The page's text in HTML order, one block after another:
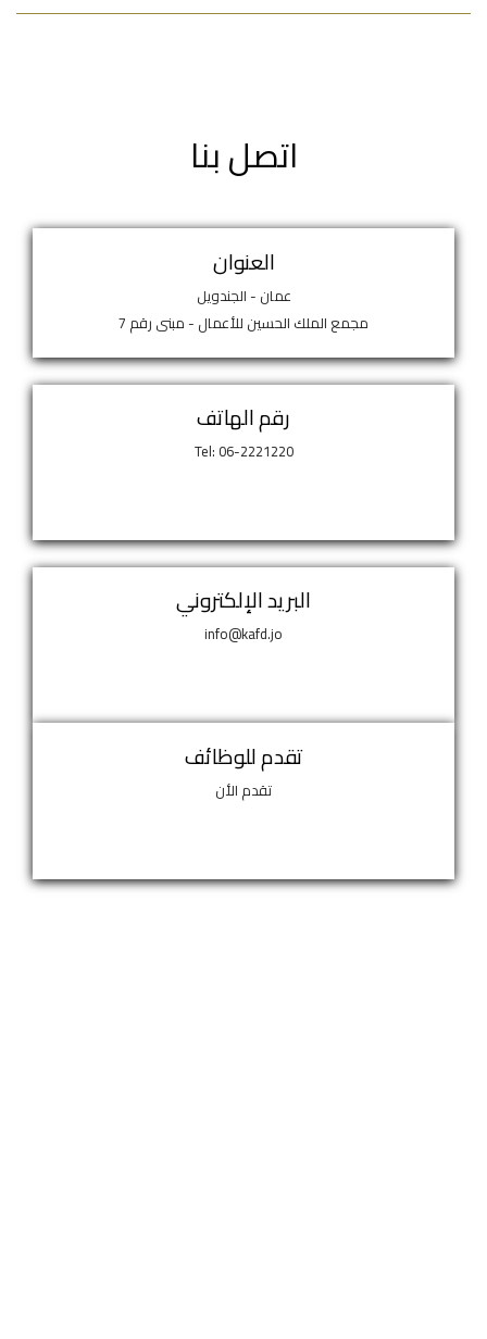
اتصل بنا
العنوان
عمان - الجندويل
مجمع الملك الحسين للأعمال - مبنى رقم 7
رقم الهاتف
Tel: 06-2221220
البريد الإلكتروني
info@kafd.jo
تقدم للوظائف
تقدم الأن